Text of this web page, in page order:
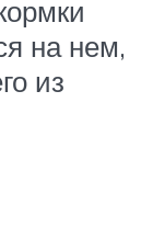
на нем,
из